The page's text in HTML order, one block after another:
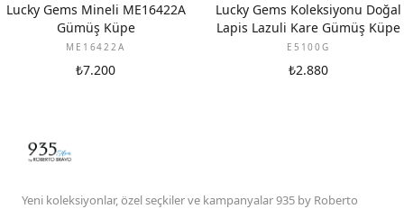
Lucky Gems Mineli ME16422A
Gümüş Küpe
ME16422A
₺7.200
Lucky Gems Koleksiyonu Doğal
Lapis Lazuli Kare Gümüş Küpe
E5100G
₺2.880
Yeni koleksiyonlar, özel seçkiler ve kampanyalar 935 by Roberto